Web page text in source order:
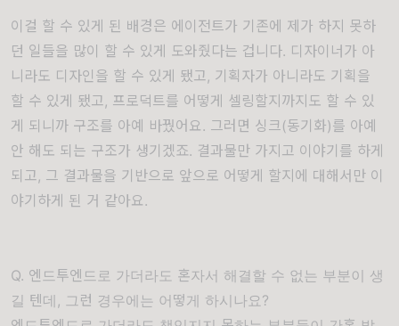
이걸 할 수 있게 된 배경은 에이전트가 기존에 제가 하지 못하
던 일들을 많이 할 수 있게 도와줬다는 겁니다. 디자이너가 아
니라도 디자인을 할 수 있게 됐고, 기획자가 아니라도 기획을
할 수 있게 됐고, 프로덕트를 어떻게 셀링할지까지도 할 수 있
게 되니까 구조를 아예 바꿨어요. 그러면 싱크(동기화)를 아예
안 해도 되는 구조가 생기겠죠. 결과물만 가지고 이야기를 하게
되고, 그 결과물을 기반으로 앞으로 어떻게 할지에 대해서만 이
야기하게 된 거 같아요.
Q. 엔드투엔드로 가더라도 혼자서 해결할 수 없는 부분이 생
길 텐데, 그런 경우에는 어떻게 하시나요?